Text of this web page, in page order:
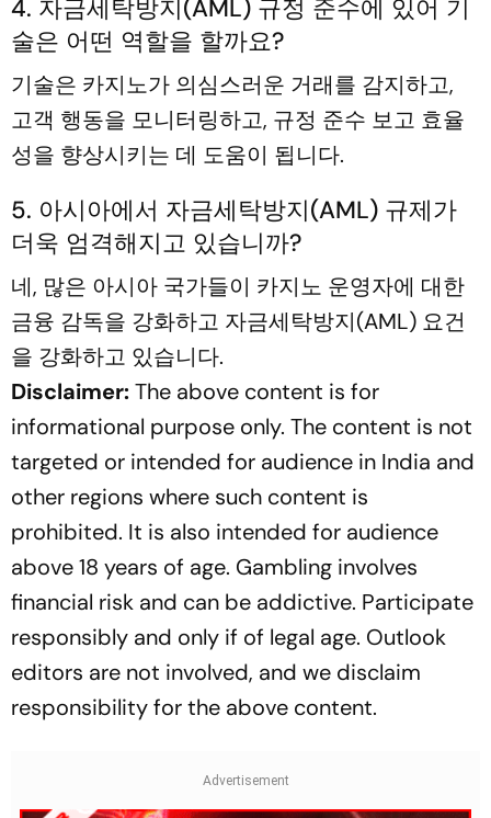
4. 자금세탁방지(AML) 규정 준수에 있어 기
술은 어떤 역할을 할까요?
기술은 카지노가 의심스러운 거래를 감지하고,
고객 행동을 모니터링하고, 규정 준수 보고 효율
성을 향상시키는 데 도움이 됩니다.
5. 아시아에서 자금세탁방지(AML) 규제가
더욱 엄격해지고 있습니까?
네, 많은 아시아 국가들이 카지노 운영자에 대한
금융 감독을 강화하고 자금세탁방지(AML) 요건
을 강화하고 있습니다.
Disclaimer:The above content is for
informational purpose only. The content is not
targeted or intended for audience in India and
other regions where such content is
prohibited. It is also intended for audience
above 18 years of age. Gambling involves
financial risk and can be addictive. Participate
responsibly and only if of legal age. Outlook
editors are not involved, and we disclaim
responsibility for the above content.